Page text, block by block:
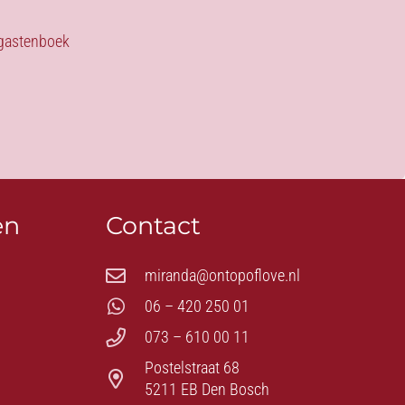
Contact
miranda@ontopoflove.nl
06 – 420 250 01
073 – 610 00 11
Postelstraat 68
5211 EB Den Bosch